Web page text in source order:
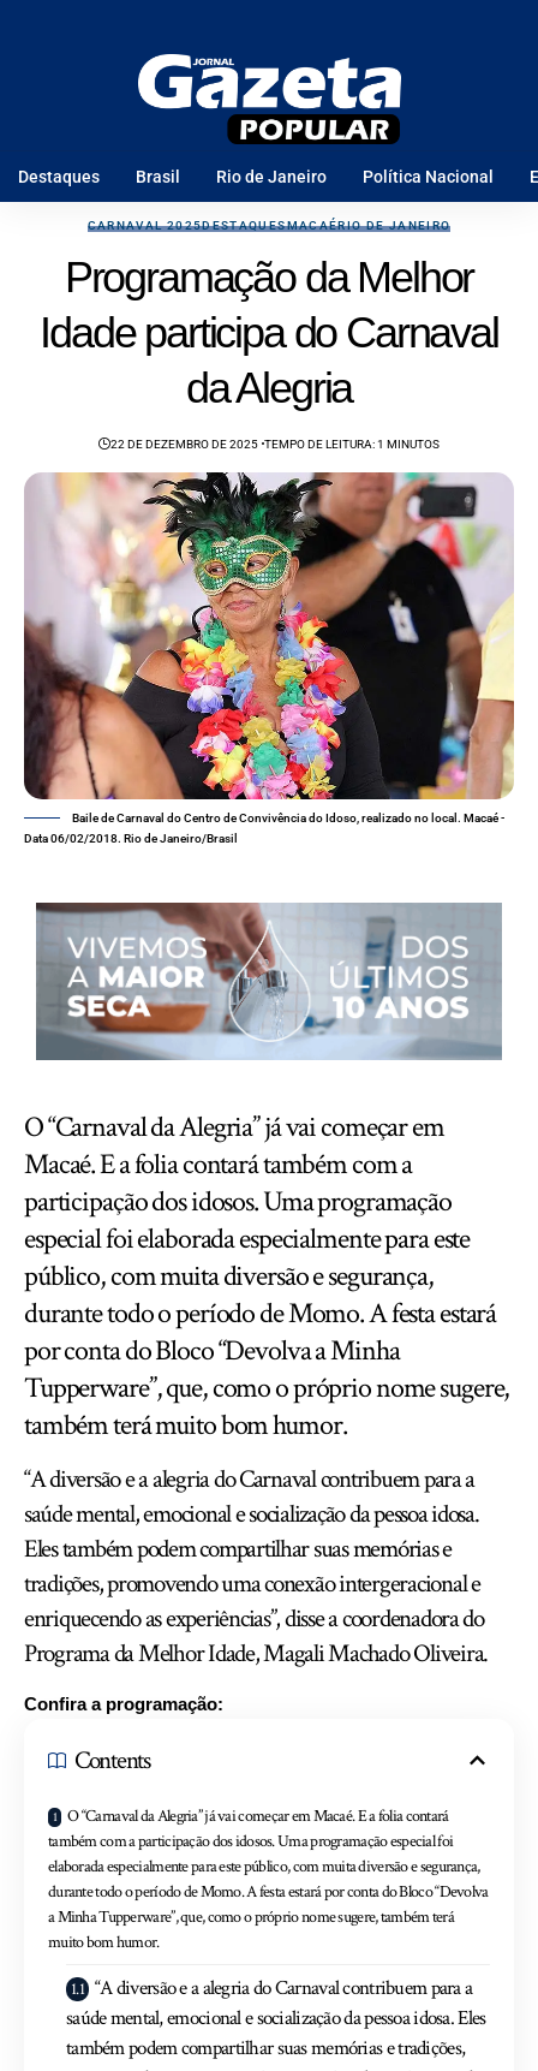
Destaques Brasil Rio de Janeiro Política Nacional
CARNAVAL 2025DESTAQUESMACAÉRIO DE JANEIRO
Programação da Melhor
Idade participa do Carnaval
da Alegria
22 DE DEZEMBRO DE 2025 TEMPO DE LEITURA: 1 MINUTOS
Baile de Carnaval do Centro de Convivência do Idoso, realizado no local. Macaé -
Data 06/02/2018. Rio de Janeiro/Brasil
O “Carnaval da Alegria” já vai começar em
Macaé. E a folia contará também com a
participação dos idosos. Uma programação
especial foi elaborada especialmente para este
público, com muita diversão e segurança,
durante todo o período de Momo. A festa estará
por conta do Bloco “Devolva a Minha
Tupperware”, que, como o próprio nome sugere,
também terá muito bom humor.
“A diversão e a alegria do Carnaval contribuem para a
saúde mental, emocional e socialização da pessoa idosa.
Eles também podem compartilhar suas memórias e
tradições, promovendo uma conexão intergeracional e
enriquecendo as experiências”, disse a coordenadora do
Programa da Melhor Idade, Magali Machado Oliveira.
Confira a programação:
Contents
O “Carnaval da Alegria” já vai começar em Macaé. E a folia contará
também com a participação dos idosos. Uma programação especial foi
elaborada especialmente para este público, com muita diversão e segurança,
durante todo o período de Momo. A festa estará por conta do Bloco “Devolva
a Minha Tupperware”, que, como o próprio nome sugere, também terá
muito bom humor.
“A diversão e a alegria do Carnaval contribuem para a
saúde mental, emocional e socialização da pessoa idosa. Eles
também podem compartilhar suas memórias e tradições,